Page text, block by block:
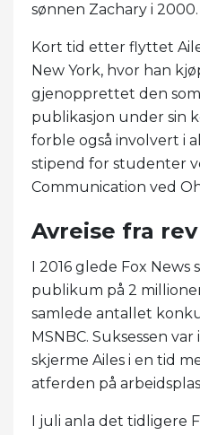
sønnen Zachary i 2000.
Kort tid etter flyttet
New York, hvor han
gjenopprettet den
publikasjon under sin
forble også involvert i
stipend for studenter
Communication ved
Avreise fra
I 2016 glede Fox
publikum på 2
samlede antallet
MSNBC. Suksessen
skjerme Ailes i en tid
atferden på
I juli anla det tidligere